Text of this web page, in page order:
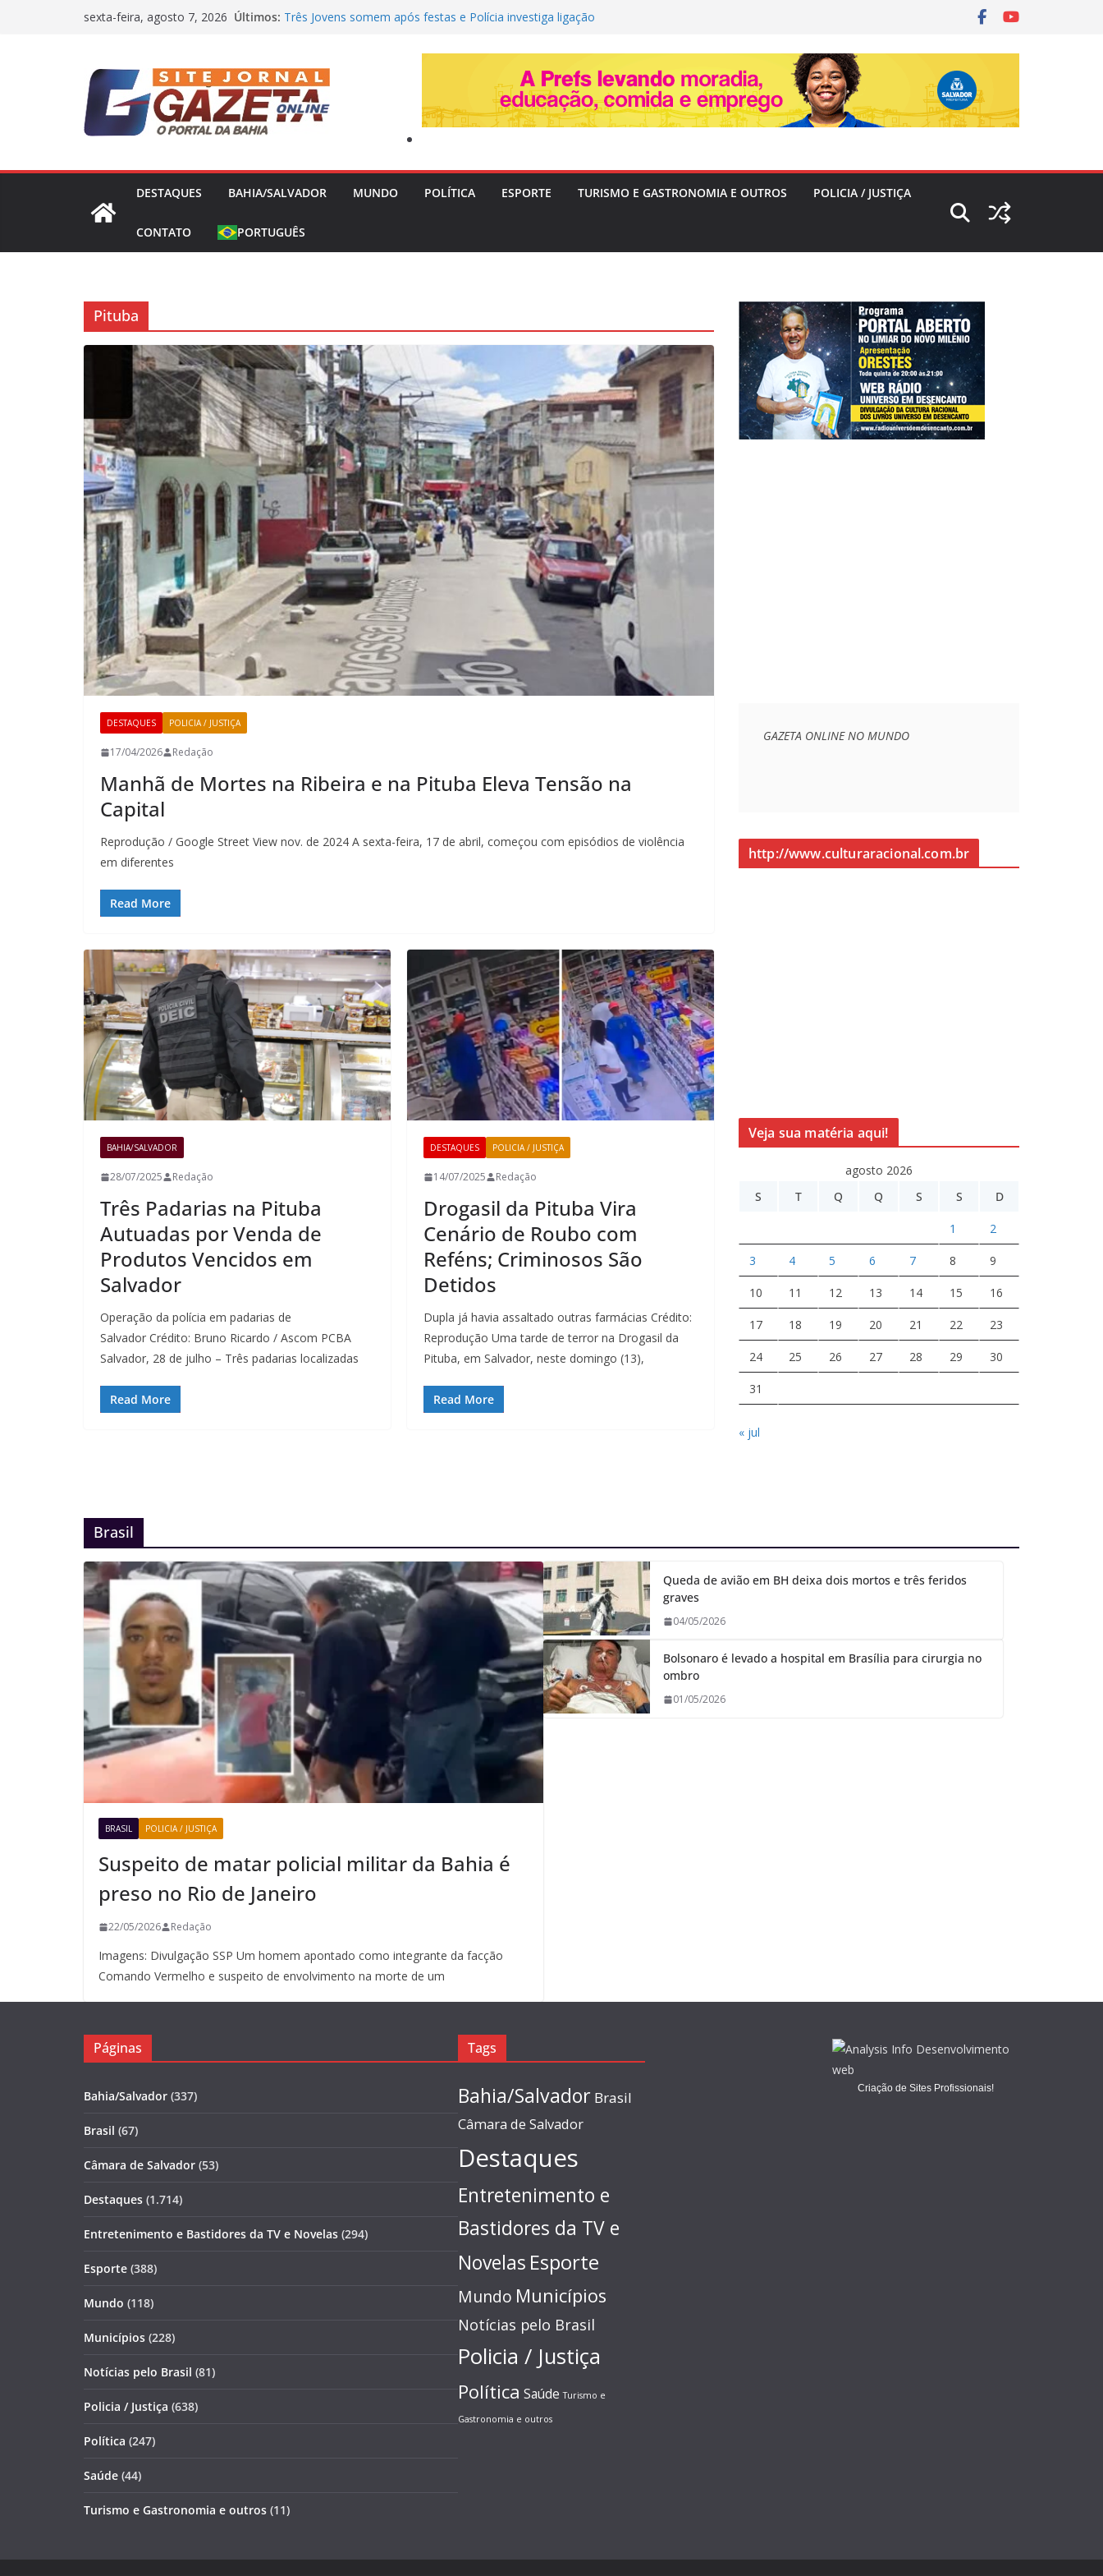
sexta-feira, agosto 7, 2026 Últimos: Três Jovens somem após festas e Polícia investiga ligação
Mariana Rios emociona ao revelar perda gestacional após
gravidez natural
Jair Ventura comemora vaga na Copa do Brasil, alfineta o
Athletico e exalta variações táticas
Nikolas Ferreira tenta convencer Zema a desistir da
DESTAQUES BAHIA/SALVADOR MUNDO POLÍTICA ESPORTE TURISMO E GASTRONOMIA E OUTROS POLICIA / JUSTIÇA
CONTATO PORTUGUÊS
Pituba
DESTAQUES POLICIA / JUSTIÇA
17/04/2026 Redação
Manhã de Mortes na Ribeira e na Pituba Eleva Tensão na
Capital
Reprodução / Google Street View nov. de 2024 A sexta-feira, 17 de abril, começou com episódios de violência
em diferentes
Read More
BAHIA/SALVADOR
28/07/2025 Redação
Três Padarias na Pituba
Autuadas por Venda de
Produtos Vencidos em
Salvador
Operação da polícia em padarias de
Salvador Crédito: Bruno Ricardo / Ascom PCBA
Salvador, 28 de julho – Três padarias localizadas
Read More
DESTAQUES POLICIA / JUSTIÇA
14/07/2025 Redação
Drogasil da Pituba Vira
Cenário de Roubo com
Reféns; Criminosos São
Detidos
Dupla já havia assaltado outras farmácias Crédito:
Reprodução Uma tarde de terror na Drogasil da
Pituba, em Salvador, neste domingo (13),
Read More
GAZETA ONLINE NO MUNDO
http://www.culturaracional.com.br
Veja sua matéria aqui!
agosto 2026
S
T Q Q S S D
1 2
3 4 5 6 7 8 9
10 11 12 13 14 15 16
17 18 19 20 21 22 23
24 25 26 27 28 29 30
31
« jul
Brasil
BRASIL POLICIA / JUSTIÇA
Suspeito de matar policial militar da Bahia é
preso no Rio de Janeiro
22/05/2026 Redação
Imagens: Divulgação SSP Um homem apontado como integrante da facção
Comando Vermelho e suspeito de envolvimento na morte de um
Queda de avião em BH deixa dois mortos e três feridos
graves
04/05/2026
Bolsonaro é levado a hospital em Brasília para cirurgia no
ombro
01/05/2026
Páginas
Bahia/Salvador (337)
Brasil (67)
Câmara de Salvador (53)
Destaques (1.714)
Entretenimento e Bastidores da TV e Novelas (294)
Esporte (388)
Mundo (118)
Municípios (228)
Notícias pelo Brasil (81)
Policia / Justiça (638)
Política (247)
Saúde (44)
Turismo e Gastronomia e outros (11)
Tags
Bahia/Salvador Brasil
Câmara de Salvador
Destaques
Entretenimento e
Bastidores da TV e
Novelas Esporte
Mundo Municípios
Notícias pelo Brasil
Policia / Justiça
Política Saúde Turismo e
Gastronomia e outros
Criação de Sites Profissionais!